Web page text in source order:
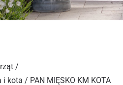
/
i kota / PAN MIĘSKO KM KOTA